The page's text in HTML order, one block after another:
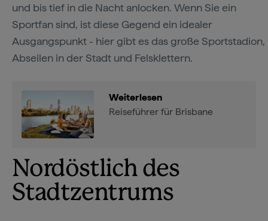
und bis tief in die Nacht anlocken. Wenn Sie ein
Sportfan sind, ist diese Gegend ein idealer
Ausgangspunkt - hier gibt es das große Sportstadion,
Abseilen in der Stadt und Felsklettern.
Weiterlesen
Reiseführer für Brisbane
Nordöstlich des
Stadtzentrums